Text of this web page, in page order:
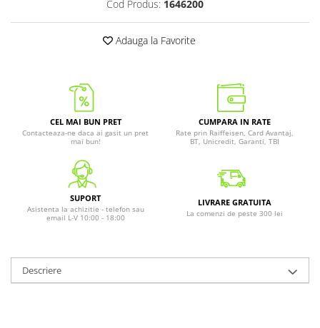
Cod Produs: 1646200
Adauga la Favorite
CEL MAI BUN PRET
Contacteaza-ne daca ai gasit un pret
mai bun!
CUMPARA IN RATE
Rate prin Raiffeisen, Card Avantaj,
BT, Unicredit, Garanti, TBI
SUPORT
Asistenta la achizitie - telefon sau
email L-V 10:00 - 18:00
LIVRARE GRATUITA
La comenzi de peste 300 lei
Descriere